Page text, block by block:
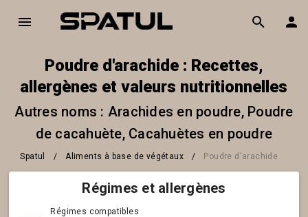
Poudre d'arachide : Recettes,
allergènes et valeurs nutritionnelles
Autres noms : Arachides en poudre, Poudre
de cacahuète, Cacahuètes en poudre
Spatul / Aliments à base de végétaux / Poudre d'arachide
Régimes et allergènes
Régimes compatibles